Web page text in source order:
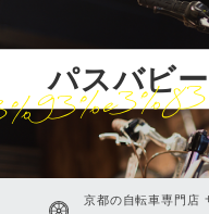
パスバビー
京都の自転車専門店